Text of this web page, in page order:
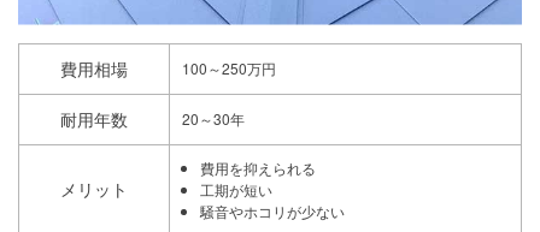
費用相場 100～250万円
耐用年数 20～30年
メリット
費用を抑えられる
工期が短い
騒音やホコリが少ない